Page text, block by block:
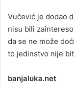
Vučević je dodao
nisu bili
da se ne može
to jedinstvo nije
banjaluka.net